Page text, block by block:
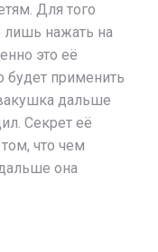
Для того
лишь нажать на
это её
будет применить
дальше
Секрет её
что чем
она